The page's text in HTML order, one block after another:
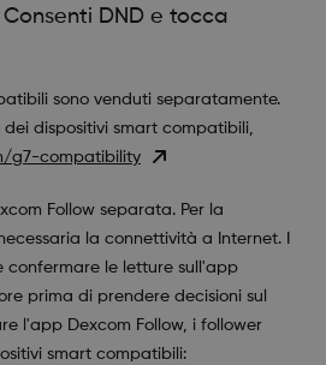
Consenti DND e tocca
sono venduti separatamente.
dei dispositivi smart compatibili,
g7-compatibility
Follow separata. Per la
la connettività a Internet. I
confermare le letture sull'app
prima di prendere decisioni sul
l'app Dexcom Follow, i follower
smart compatibili: